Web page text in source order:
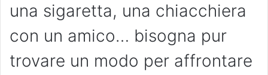
una sigaretta, una chiacchiera
con un amico… bisogna pur
trovare un modo per affrontare